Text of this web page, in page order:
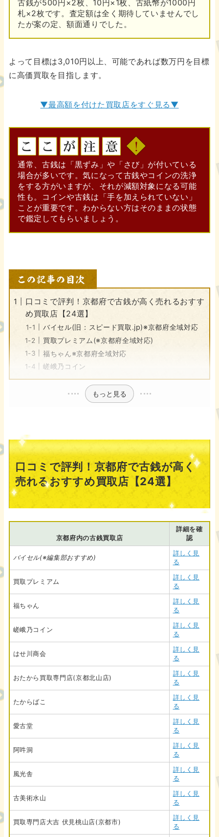
古銭が500円×2枚、10円×1枚、古紙幣が1000円
札×2枚です。査定額は全く期待していませんでし
たが案の定、額面通りでした。
よって目標は3,010円以上、可能であれば数万円を目標
に高価買取を目指します。
▼最高額を付けた買取店をすぐ見る▼
通常、古銭は「黒ずみ」や「さび」が付いている
場合が多いです。気になって古銭やコインの洗浄
をする方がいますが、それが減額対象になる可能
性も。コインや古銭は「手を加えられていない」
ことが重要です。わからない方はそのままの状態
で鑑定してもらいましょう。
口コミで評判！京都府で古銭が高く売れるおすす
め買取店【24選】
バイセル(旧：スピード買取.jp)※京都府全域対応
買取プレミアム(※京都府全域対応)
福ちゃん※京都府全域対応
嵯峨乃コイン
もっと見る
口コミで評判！京都府で古銭が高く
売れるおすすめ買取店【24選】
京都府内の古銭買取店
詳細を確
認
バイセル(※編集部おすすめ)
詳しく見
る
買取プレミアム
詳しく見
る
福ちゃん
詳しく見
る
嵯峨乃コイン
詳しく見
る
はせ川商会
詳しく見
る
おたから買取専門店(京都北山店)
詳しく見
る
たからばこ
詳しく見
る
愛古堂
詳しく見
る
阿吽洞
詳しく見
る
風光舎
詳しく見
る
古美術水山
詳しく見
る
買取専門店大吉 伏見桃山店(京都市)
詳しく見
る